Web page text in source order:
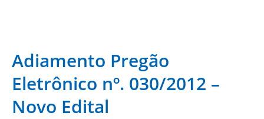
Adiamento Pregão
Eletrônico nº. 030/2012 –
Novo Edital